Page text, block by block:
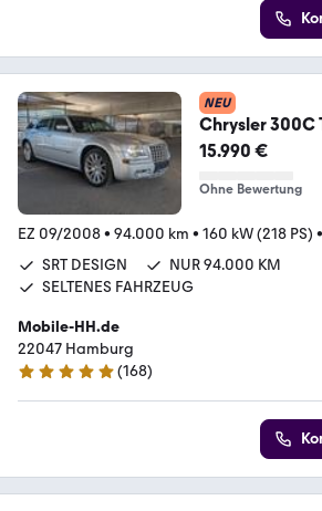
NEU
Chrysler 300C
CRD*SRT
15.990 €
Ohne Bewertung
EZ 09/2008• 94.000 km • 160 kW (218 PS) •
SRT DESIGN
NUR 94.000 KM
SELTENES FAHRZEUG
Mobile-HH.de
22047 Hamburg
4.8 Sterne
(168)